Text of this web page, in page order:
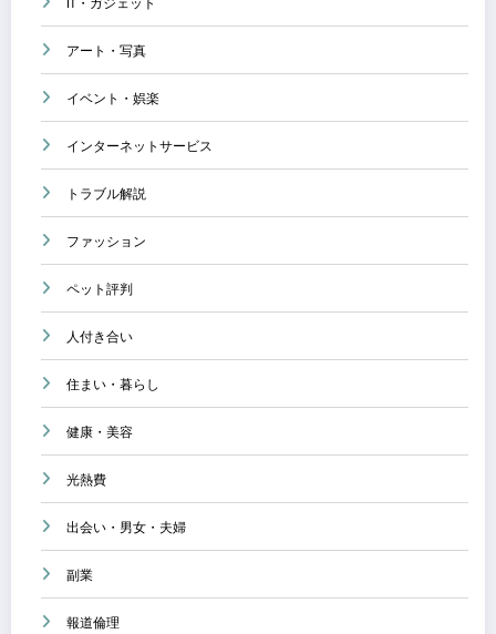
アート・写真
イベント・娯楽
インターネットサービス
トラブル解説
ファッション
ペット評判
人付き合い
住まい・暮らし
健康・美容
光熱費
出会い・男女・夫婦
副業
報道倫理